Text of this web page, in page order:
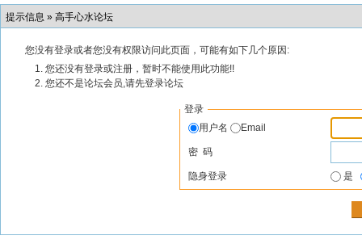
提示信息 » 高手心水论坛
您没有登录或者您没有权限访问此页面，可能有如下几个原因:
您还没有登录或注册，暂时不能使用此功能!!
您还不是论坛会员,请先登录论坛
登录
用户名
Email
密 码
隐身登录 是